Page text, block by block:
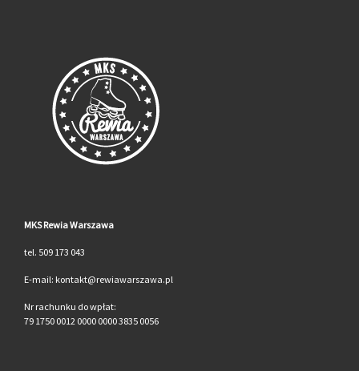
MKS Rewia Warszawa
tel. 509 173 043
E-mail: kontakt@rewiawarszawa.pl
Nr rachunku do wpłat:
79 1750 0012 0000 0000 3835 0056